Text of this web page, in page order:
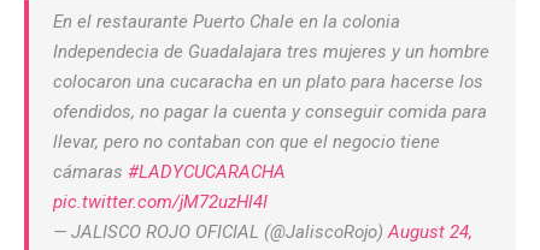
En el restaurante Puerto Chale en la colonia
Independecia de Guadalajara tres mujeres y un hombre
colocaron una cucaracha en un plato para hacerse los
ofendidos, no pagar la cuenta y conseguir comida para
llevar, pero no contaban con que el negocio tiene
cámaras #LADYCUCARACHA
pic.twitter.com/jM72uzHl4I
— JALISCO ROJO OFICIAL (@JaliscoRojo)August 24,